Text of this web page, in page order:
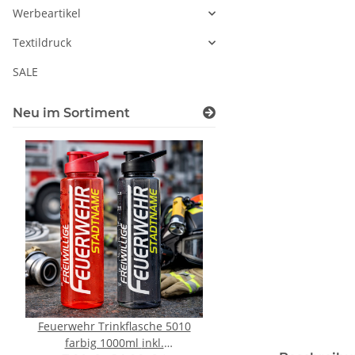
Werbeartikel
Textildruck
SALE
Neu im Sortiment
Feuerwehr Trinkflasche 5010
farbig 1000ml inkl.